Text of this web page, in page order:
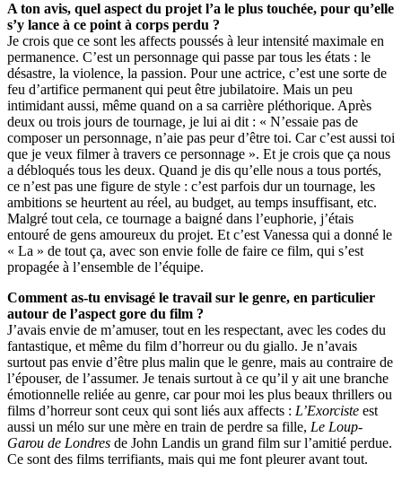
A ton avis, quel aspect du projet l’a le plus touchée, pour qu’elle
s’y lance à ce point à corps perdu ?
Je crois que ce sont les affects poussés à leur intensité maximale en
permanence. C’est un personnage qui passe par tous les états : le
désastre, la violence, la passion. Pour une actrice, c’est une sorte de
feu d’artifice permanent qui peut être jubilatoire. Mais un peu
intimidant aussi, même quand on a sa carrière pléthorique. Après
deux ou trois jours de tournage, je lui ai dit : « N’essaie pas de
composer un personnage, n’aie pas peur d’être toi. Car c’est aussi toi
que je veux filmer à travers ce personnage ». Et je crois que ça nous
a débloqués tous les deux. Quand je dis qu’elle nous a tous portés,
ce n’est pas une figure de style : c’est parfois dur un tournage, les
ambitions se heurtent au réel, au budget, au temps insuffisant, etc.
Malgré tout cela, ce tournage a baigné dans l’euphorie, j’étais
entouré de gens amoureux du projet. Et c’est Vanessa qui a donné le
« La » de tout ça, avec son envie folle de faire ce film, qui s’est
propagée à l’ensemble de l’équipe.
Comment as-tu envisagé le travail sur le genre, en particulier
autour de l’aspect gore du film ?
J’avais envie de m’amuser, tout en les respectant, avec les codes du
fantastique, et même du film d’horreur ou du giallo. Je n’avais
surtout pas envie d’être plus malin que le genre, mais au contraire de
l’épouser, de l’assumer. Je tenais surtout à ce qu’il y ait une branche
émotionnelle reliée au genre, car pour moi les plus beaux thrillers ou
films d’horreur sont ceux qui sont liés aux affects : L’Exorciste est
aussi un mélo sur une mère en train de perdre sa fille, Le Loup-
Garou de Londres de John Landis un grand film sur l’amitié perdue.
Ce sont des films terrifiants, mais qui me font pleurer avant tout.